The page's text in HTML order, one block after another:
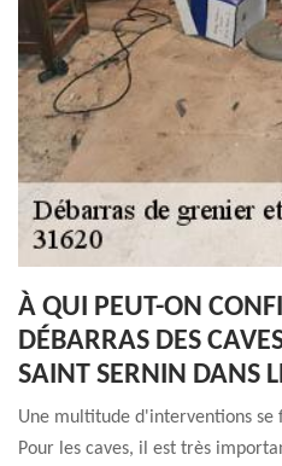
À QUI PEUT-ON
DÉBARRAS DES
SAINT SERNIN DANS
Une multitude d'interventions se
Pour les caves, il est très